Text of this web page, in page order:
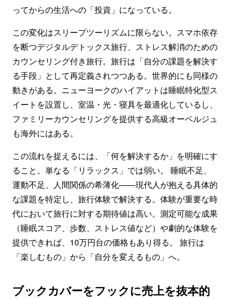
ってからの生活への「投資」になっている。
この変化はスリープツーリズムに限らない。スマホ依存
を断つデジタルデトックス旅行、ストレス解消のための
カウンセリング付き旅行。旅行は「自分の課題を解決す
る手段」として再定義されつつある。世界的にも同様の
動きがある。ニューヨークのハイアットは睡眠特化型ス
イートを設置し、室温・光・寝具を最適化しているし、
ファミリーカウンセリングを提供する高級オーベルジュ
も海外にはある。
この流れを捉えるには、「何を解決するか」を明確にす
ること。単なる「リラックス」では弱い。 睡眠不足、
運動不足、人間関係の希薄化——現代人が抱える具体的
な課題を特定し、旅行体験で解決する。体験が重要な時
代において旅行に対する期待値は高い。測定可能な成果
（睡眠スコア、歩数、ストレス値など）や劇的な体験を
提供できれば、10万円台の価格もあり得る。 旅行は
「楽しむもの」から「自分を変えるもの」へ。
ブックカバーをフックに売上を抜本的